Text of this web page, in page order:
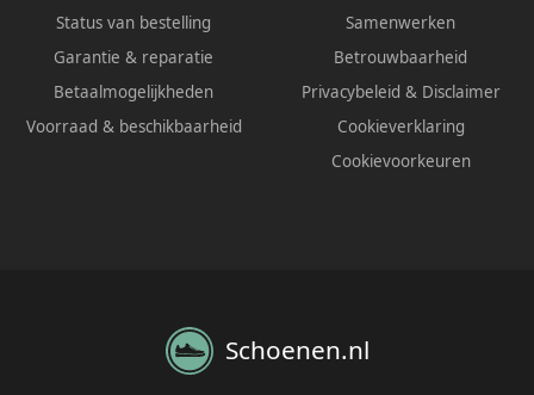
Status van bestelling
Garantie & reparatie
Betaalmogelijkheden
Voorraad & beschikbaarheid
Samenwerken
Betrouwbaarheid
Privacybeleid & Disclaimer
Cookieverklaring
Cookievoorkeuren
Schoenen.nl